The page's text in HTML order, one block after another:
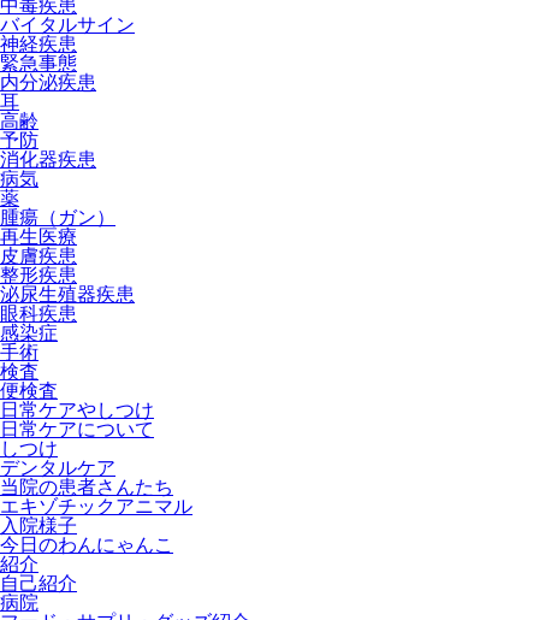
中毒疾患
バイタルサイン
神経疾患
緊急事態
内分泌疾患
耳
高齢
予防
消化器疾患
病気
薬
腫瘍（ガン）
再生医療
皮膚疾患
整形疾患
泌尿生殖器疾患
眼科疾患
感染症
手術
検査
便検査
日常ケアやしつけ
日常ケアについて
しつけ
デンタルケア
当院の患者さんたち
エキゾチックアニマル
入院様子
今日のわんにゃんこ
紹介
自己紹介
病院